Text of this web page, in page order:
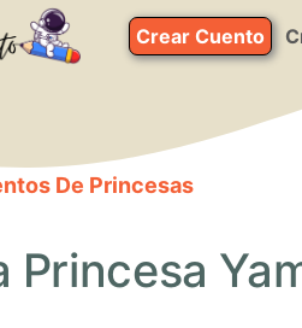
Crear Cuento
De Princesas
Princesa